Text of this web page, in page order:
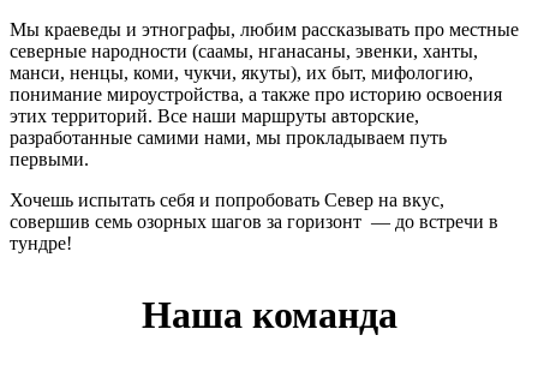
Мы краеведы и этнографы, любим рассказывать про местные
северные народности (саамы, нганасаны, эвенки, ханты,
манси, ненцы, коми, чукчи, якуты), их быт, мифологию,
понимание мироустройства, а также про историю освоения
этих территорий. Все наши маршруты авторские,
разработанные самими нами, мы прокладываем путь
первыми.
Хочешь испытать себя и попробовать Север на вкус,
совершив семь озорных шагов за горизонт — до встречи в
тундре!
Наша команда